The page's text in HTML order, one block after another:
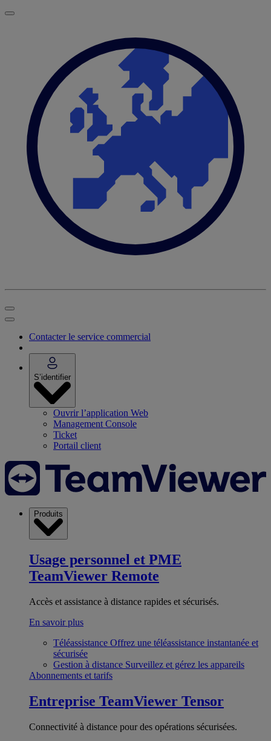
Contacter le service commercial
S’identifier
Ouvrir l’application Web
Management Console
Ticket
Portail client
Produits
Usage personnel et PME
TeamViewer Remote
Accès et assistance à distance rapides et sécurisés.
En savoir plus
Téléassistance Offrez une téléassistance instantanée et
sécurisée
Gestion à distance Surveillez et gérez les appareils
Abonnements et tarifs
Entreprise TeamViewer Tensor
Connectivité à distance pour des opérations sécurisées.